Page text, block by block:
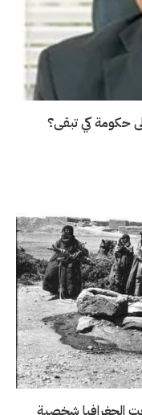
حكومة كي تبقى؟
الجغرافيا شخصية